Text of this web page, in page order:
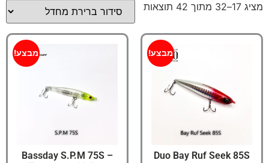
מציג 17–32 מתוך 42 תוצאות
מבצע!
Duo Bay Ruf Seek 85S
מבצע!
Bassday S.P.M 75S –